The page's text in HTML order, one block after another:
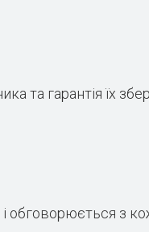
та гарантія їх
і обговорюється з